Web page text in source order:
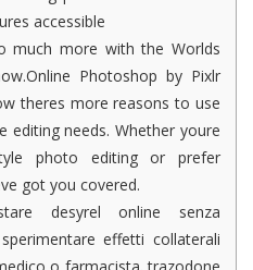
accessible
much more with the Worlds
Photoshop by Pixlr
theres more reasons to use
editing needs. Whether youre
photo editing or prefer
got you covered.
desyrel online senza
effetti collaterali